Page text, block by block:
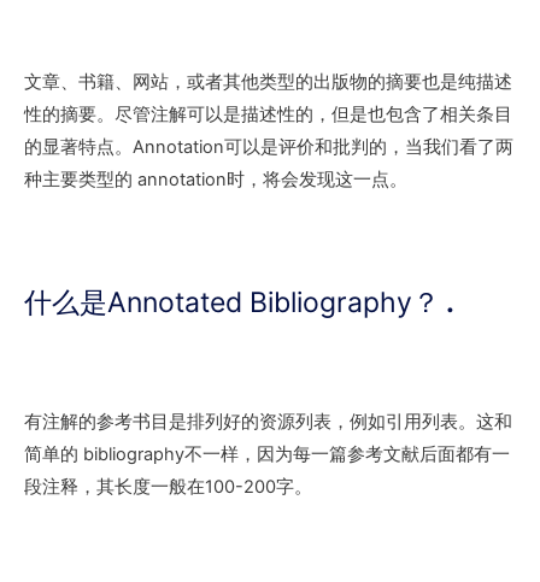
文章、书籍、网站，或者其他类型的出版物的摘要也是纯描述
性的摘要。尽管注解可以是描述性的，但是也包含了相关条目
的显著特点。Annotation可以是评价和批判的，当我们看了两
种主要类型的 annotation时，将会发现这一点。
什么是Annotated Bibliography？ .
有注解的参考书目是排列好的资源列表，例如引用列表。这和
简单的 bibliography不一样，因为每一篇参考文献后面都有一
段注释，其长度一般在100-200字。